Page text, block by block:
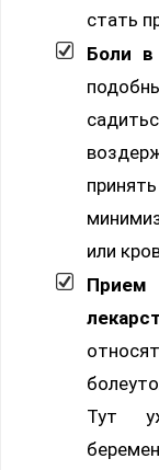
стать
Боли в
или
Тут